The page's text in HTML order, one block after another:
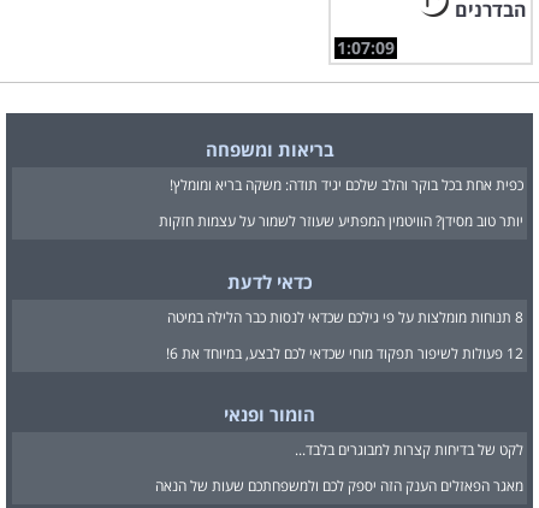
1:07:09
בריאות ומשפחה
כפית אחת בכל בוקר והלב שלכם יגיד תודה: משקה בריא ומומלץ!
יותר טוב מסידן? הוויטמין המפתיע שעוזר לשמור על עצמות חזקות
כדאי לדעת
8 תנוחות מומלצות על פי גילכם שכדאי לנסות כבר הלילה במיטה
12 פעולות לשיפור תפקוד מוחי שכדאי לכם לבצע, במיוחד את 6!
הומור ופנאי
לקט של בדיחות קצרות למבוגרים בלבד...
מאגר הפאזלים הענק הזה יספק לכם ולמשפחתכם שעות של הנאה